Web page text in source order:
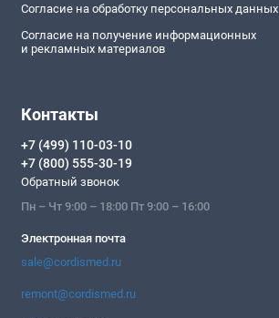
Согласие на обработку персональных данных
Согласие на получение информационных
и рекламных материалов
Контакты
+7 (499) 110-03-10
+7 (800) 555-30-19
Обратный звонок
Пн – Чт 9:00 – 18:00 Пт 9:00 – 16:00
Электронная почта
sale@cordismed.ru
remont@cordismed.ru